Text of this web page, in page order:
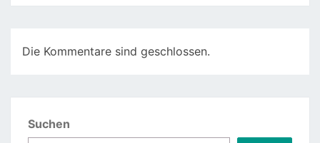
Die Kommentare sind geschlossen.
Suchen